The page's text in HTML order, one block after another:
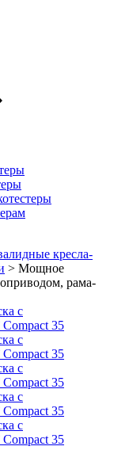
кресла-
> Мощное
рама-